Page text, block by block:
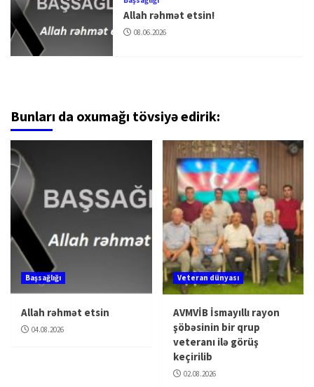
Allah rəhmət etsin!
08.06.2026
Bunları da oxumağı tövsiyə edirik:
Başsağlığı
Allah rəhmət etsin
04.08.2026
Veteran dünyası
AVMVİB İsmayıllı rayon
şöbəsinin bir qrup
veteranı ilə görüş
keçirilib
02.08.2026